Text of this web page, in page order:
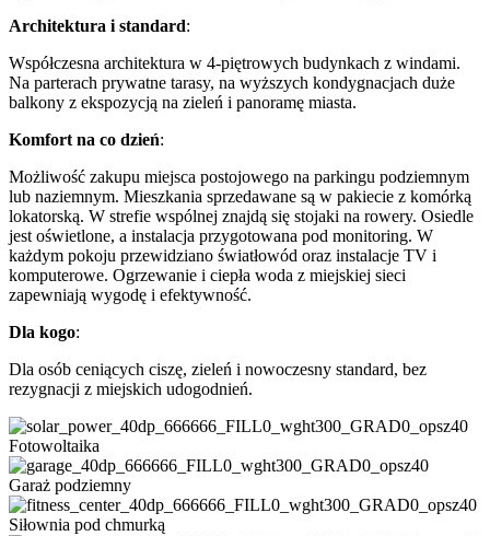
Architektura i standard:
Współczesna architektura w 4‑piętrowych budynkach z windami.
Na parterach prywatne tarasy, na wyższych kondygnacjach duże
balkony z ekspozycją na zieleń i panoramę miasta.
Komfort na co dzień:
Możliwość zakupu miejsca postojowego na parkingu podziemnym
lub naziemnym. Mieszkania sprzedawane są w pakiecie z komórką
lokatorską. W strefie wspólnej znajdą się stojaki na rowery. Osiedle
jest oświetlone, a instalacja przygotowana pod monitoring. W
każdym pokoju przewidziano światłowód oraz instalacje TV i
komputerowe. Ogrzewanie i ciepła woda z miejskiej sieci
zapewniają wygodę i efektywność.
Dla kogo:
Dla osób ceniących ciszę, zieleń i nowoczesny standard, bez
rezygnacji z miejskich udogodnień.
Fotowoltaika
Garaż podziemny
Siłownia pod chmurką